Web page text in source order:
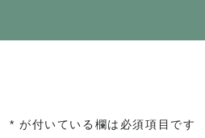
* が付いている欄は必須項目です